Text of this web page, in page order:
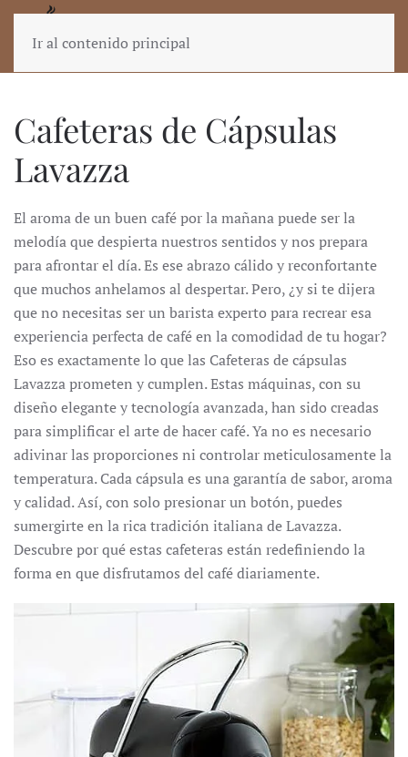
Ir al contenido principal
Cafeteras de Cápsulas
Lavazza
El aroma de un buen café por la mañana puede ser la
melodía que despierta nuestros sentidos y nos prepara
para afrontar el día. Es ese abrazo cálido y reconfortante
que muchos anhelamos al despertar. Pero, ¿y si te dijera
que no necesitas ser un barista experto para recrear esa
experiencia perfecta de café en la comodidad de tu hogar?
Eso es exactamente lo que las Cafeteras de cápsulas
Lavazzaprometen y cumplen. Estas máquinas, con su
diseño elegante y tecnología avanzada, han sido creadas
para simplificar el arte de hacer café. Ya no es necesario
adivinar las proporciones ni controlar meticulosamente la
temperatura. Cada cápsula es una garantía de sabor, aroma
y calidad. Así, con solo presionar un botón, puedes
sumergirte en la rica tradición italiana de Lavazza.
Descubre por qué estas cafeteras están redefiniendo la
forma en que disfrutamos del café diariamente.